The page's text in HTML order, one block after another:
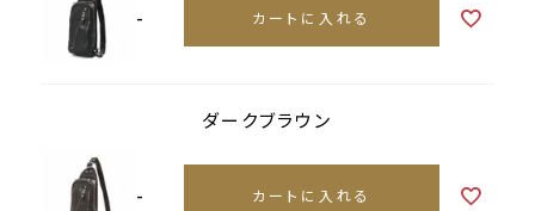
- カートに入れる
ダークブラウン
- カートに入れる